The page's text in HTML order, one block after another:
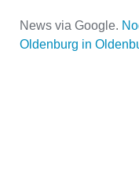
Name der
News via Google.
Oldenburg in